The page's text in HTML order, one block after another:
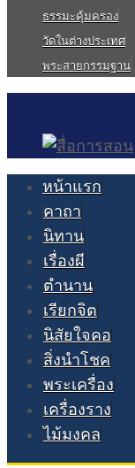
ธรรมะคุ้มครอง
วัดในต่างประเทศ
พระสายกรรมฐาน
หน้าแรก
คาถา
นิทาน
เรื่องผี
ตำนาน
เรียกจิต
นิสัยใจคอ
สิ่งนำโชค
พระเครื่อง
เครื่องราง
ไม้มงคล